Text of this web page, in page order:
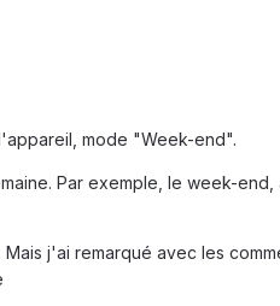
mode "Week-end".
Par exemple, le week-
j'ai remarqué avec les